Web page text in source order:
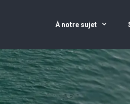
À notre sujet